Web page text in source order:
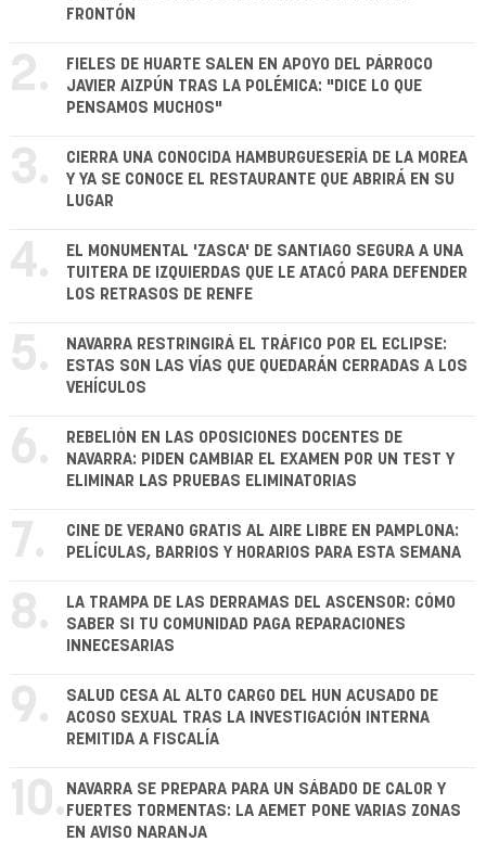
FRONTÓN
2.
FIELES DE HUARTE SALEN EN APOYO DEL PÁRROCO
JAVIER AIZPÚN TRAS LA POLÉMICA: "DICE LO QUE
PENSAMOS MUCHOS"
3.
CIERRA UNA CONOCIDA HAMBURGUESERÍA DE LA MOREA
Y YA SE CONOCE EL RESTAURANTE QUE ABRIRÁ EN SU
LUGAR
4.
EL MONUMENTAL 'ZASCA' DE SANTIAGO SEGURA A UNA
TUITERA DE IZQUIERDAS QUE LE ATACÓ PARA DEFENDER
LOS RETRASOS DE RENFE
5.
NAVARRA RESTRINGIRÁ EL TRÁFICO POR EL ECLIPSE:
ESTAS SON LAS VÍAS QUE QUEDARÁN CERRADAS A LOS
VEHÍCULOS
6.
REBELIÓN EN LAS OPOSICIONES DOCENTES DE
NAVARRA: PIDEN CAMBIAR EL EXAMEN POR UN TEST Y
ELIMINAR LAS PRUEBAS ELIMINATORIAS
7.
CINE DE VERANO GRATIS AL AIRE LIBRE EN PAMPLONA:
PELÍCULAS, BARRIOS Y HORARIOS PARA ESTA SEMANA
8.
LA TRAMPA DE LAS DERRAMAS DEL ASCENSOR: CÓMO
SABER SI TU COMUNIDAD PAGA REPARACIONES
INNECESARIAS
9.
SALUD CESA AL ALTO CARGO DEL HUN ACUSADO DE
ACOSO SEXUAL TRAS LA INVESTIGACIÓN INTERNA
REMITIDA A FISCALÍA
10. NAVARRA SE PREPARA PARA UN SÁBADO DE CALOR Y
FUERTES TORMENTAS: LA AEMET PONE VARIAS ZONAS
EN AVISO NARANJA